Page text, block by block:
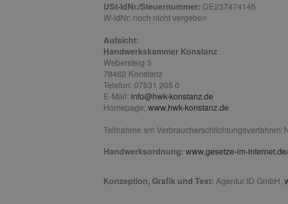
USt-IdNr./Steuernummer: DE237474145
W-IdNr: noch nicht vergeben
Aufsicht:
Handwerkskammer Konstanz
Webersteig 3
78462 Konstanz
Telefon: 07531 205 0
E-Mail: info@hwk-konstanz.de
Homepage: www.hwk-konstanz.de
Teilnahme am Verbraucherschlichtungsverfahren:
Handwerksordnung: www.gesetze-im-
Konzeption, Grafik und Text: Agentur ID GmbH,